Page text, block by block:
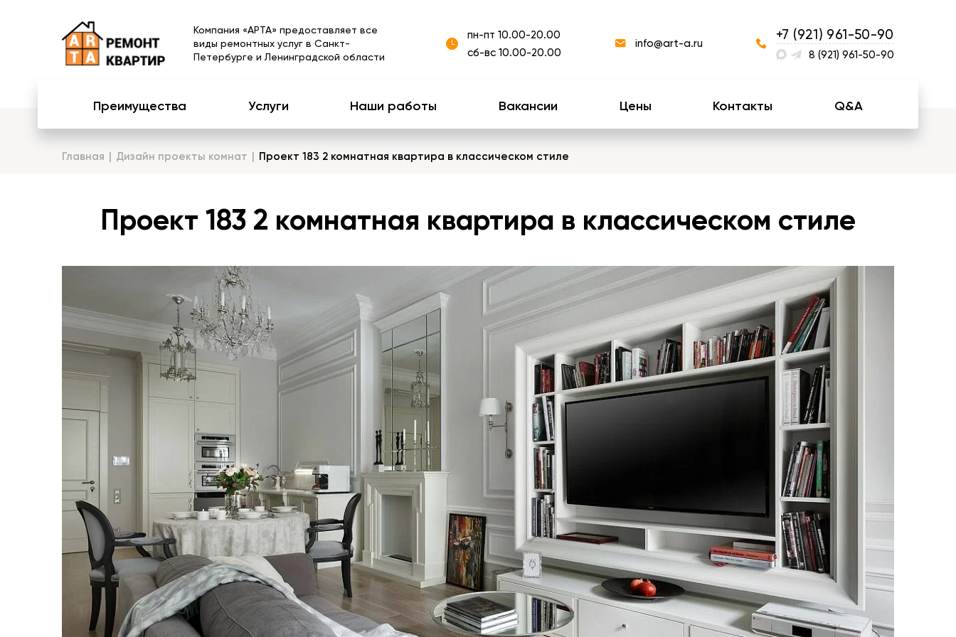
Компания «АРТА» предоставляет все
виды ремонтных услуг в Санкт-
Петербурге и Ленинградской области
пн-пт 10.00-20.00
сб-вс 10.00-20.00
info@art-a.ru
+7 (921) 961-50-90
8 (921) 961-50-90
Преимущества Услуги Наши работы Вакансии Цены Контакты Q&A
Главная Дизайн проекты комнат Проект 183 2 комнатная квартира в классическом стиле
Проект 183 2 комнатная квартира в классическом стиле